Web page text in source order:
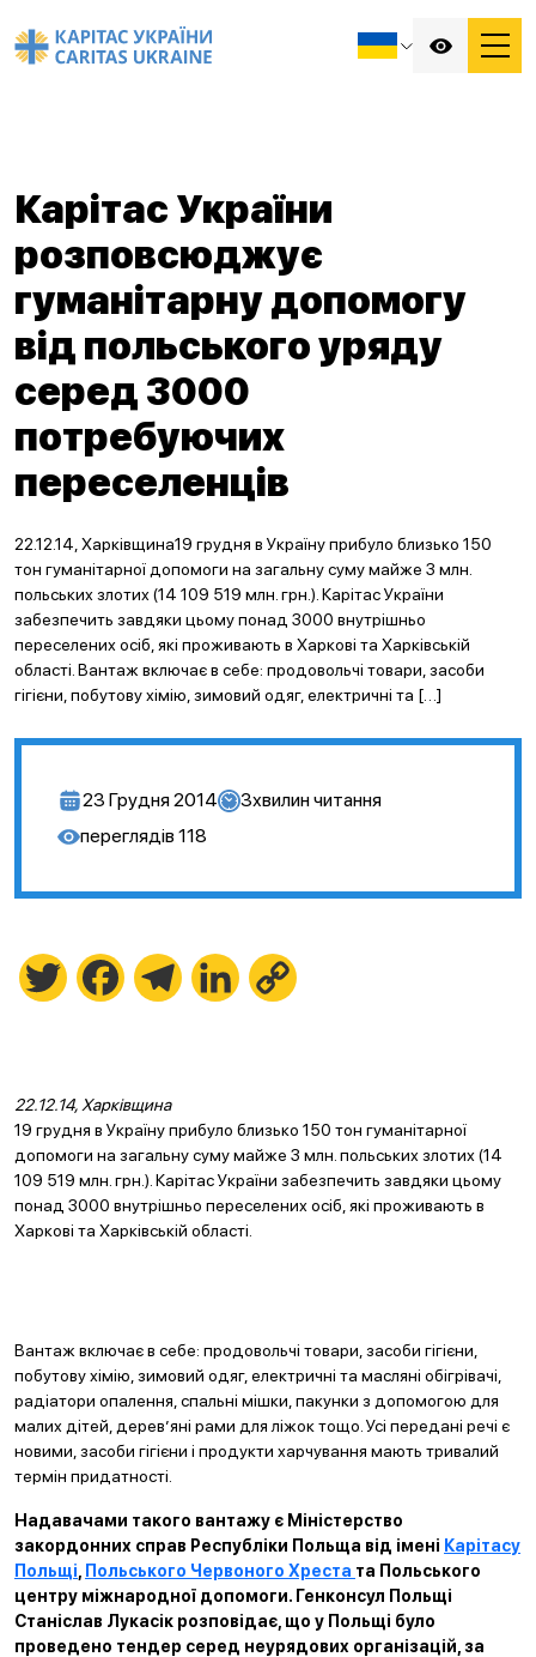
Карітас України
розповсюджує
гуманітарну допомогу
від польського уряду
серед 3000
потребуючих
переселенців
22.12.14, Харківщина19 грудня в Україну прибуло близько 150
тон гуманітарної допомоги на загальну суму майже 3 млн.
польських злотих (14 109 519 млн. грн.). Карітас України
забезпечить завдяки цьому понад 3000 внутрішньо
переселених осіб, які проживають в Харкові та Харківській
області. Вантаж включає в себе: продовольчі товари, засоби
гігієни, побутову хімію, зимовий одяг, електричні та […]
23 Грудня 2014 3хвилин читання
переглядів 118
Twitter FacebookTelegramLinkedIn
22.12.14, Харківщина
19 грудня в Україну прибуло близько 150 тон гуманітарної
допомоги на загальну суму майже 3 млн. польських злотих (14
109 519 млн. грн.). Карітас України забезпечить завдяки цьому
понад 3000 внутрішньо переселених осіб, які проживають в
Харкові та Харківській області.
Вантаж включає в себе: продовольчі товари, засоби гігієни,
побутову хімію, зимовий одяг, електричні та масляні обігрівачі,
радіатори опалення, спальні мішки, пакунки з допомогою для
малих дітей, дерев’яні рами для ліжок тощо. Усі передані речі є
новими, засоби гігієни і продукти харчування мають тривалий
термін придатності.
Надавачами такого вантажу є Міністерство
закордонних справ Республіки Польща від імені Карітасу
Польщі
Польського Червоного Хреста та Польського
центру міжнародної допомоги. Генконсул Польщі
Станіслав Лукасік розповідає, що у Польщі було
проведено тендер серед неурядових організацій, за